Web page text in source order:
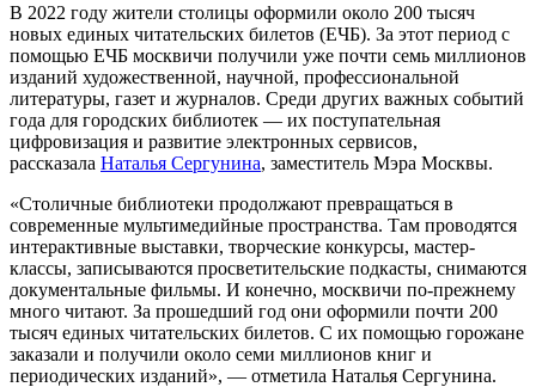
В 2022 году жители столицы оформили около 200 тысяч
новых единых читательских билетов (ЕЧБ). За этот период с
помощью ЕЧБ москвичи получили уже почти семь миллионов
изданий художественной, научной, профессиональной
литературы, газет и журналов. Среди других важных событий
года для городских библиотек — их поступательная
цифровизация и развитие электронных сервисов,
рассказала Наталья Сергунина, заместитель Мэра Москвы.
«Столичные библиотеки продолжают превращаться в
современные мультимедийные пространства. Там проводятся
интерактивные выставки, творческие конкурсы, мастер-
классы, записываются просветительские подкасты, снимаются
документальные фильмы. И конечно, москвичи по-прежнему
много читают. За прошедший год они оформили почти 200
тысяч единых читательских билетов. С их помощью горожане
заказали и получили около семи миллионов книг и
периодических изданий», — отметила Наталья Сергунина.